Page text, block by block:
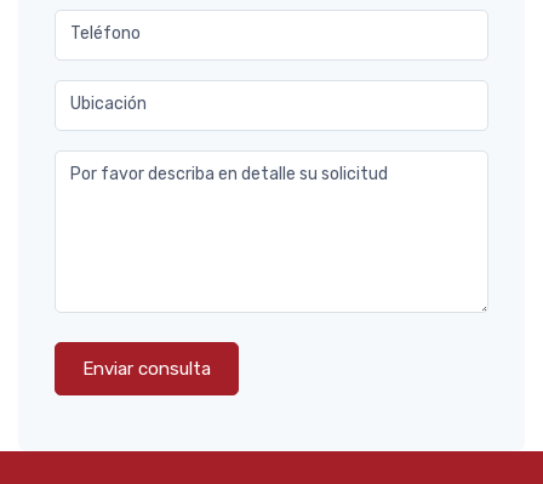
Teléfono
Ubicación
Por favor describa en detalle su solicitud
Enviar consulta